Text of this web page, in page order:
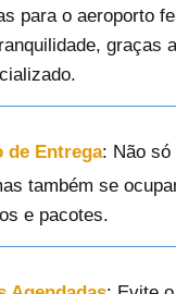
para o aeroporto
graças
de Entrega: Não só
também se
e pacotes.